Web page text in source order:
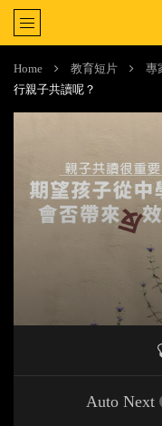
Home 教育短片 專
行親子共讀呢？
Auto Next